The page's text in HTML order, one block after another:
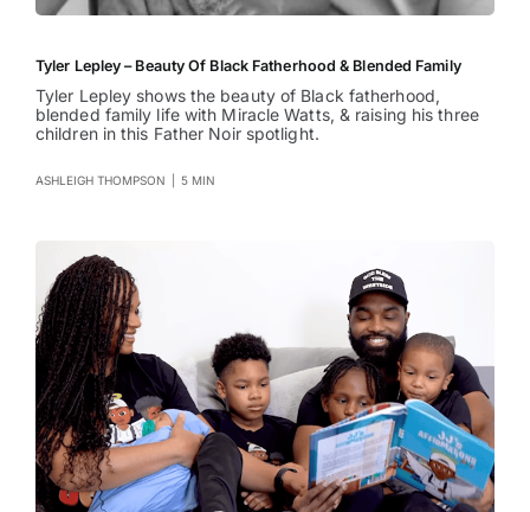
Tyler Lepley – Beauty Of Black Fatherhood & Blended Family
Tyler Lepley shows the beauty of Black fatherhood,
blended family life with Miracle Watts, & raising his three
children in this Father Noir spotlight.
ASHLEIGH THOMPSON 5 MIN